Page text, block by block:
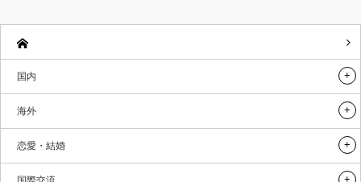
国内
海外
恋愛・結婚